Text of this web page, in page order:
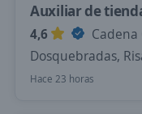
Auxiliar de
4,6
Cadena
Dosquebradas,
Hace 23 horas